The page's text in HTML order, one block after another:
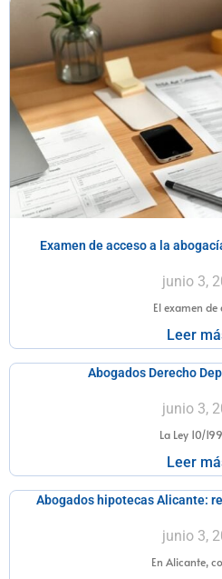
Examen de acceso a la
junio 3,
El examen de
Leer
Abogados Derecho
junio 3,
La Ley 10/
Leer
Abogados hipotecas Alicante:
junio 3,
En Alicante,